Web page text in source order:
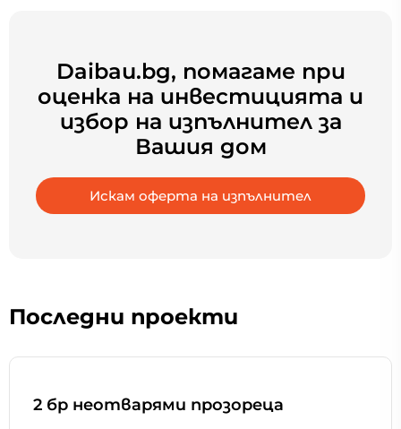
Daibau.bg, помагаме при
оценка на инвестицията и
избор на изпълнител за
Вашия дом
Искам оферта на изпълнител
Последни проекти
2 бр неотварями прозореца